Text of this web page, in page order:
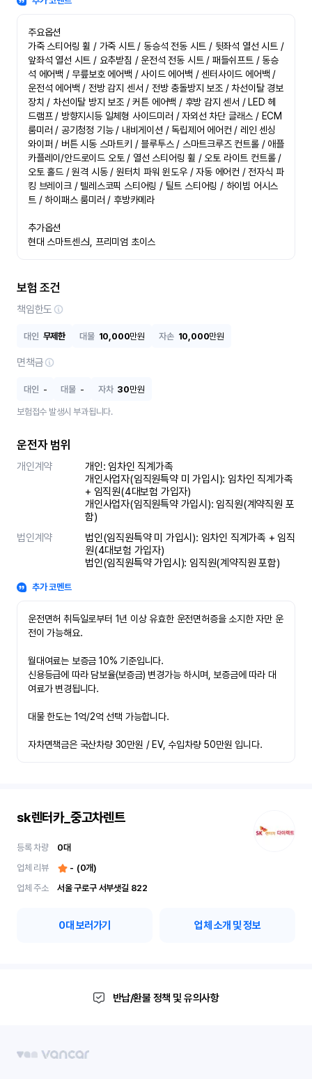
주요옵션
가죽 스티어링 휠 / 가죽 시트 / 동승석 전동 시트 / 뒷좌석 열선 시트 /
앞좌석 열선 시트 / 요추받침 / 운전석 전동 시트 / 패들쉬프트 / 동승
석 에어백 / 무릎보호 에어백 / 사이드 에어백 / 센터사이드 에어백 /
운전석 에어백 / 전방 감지 센서 / 전방 충돌방지 보조 / 차선이탈 경보
장치 / 차선이탈 방지 보조 / 커튼 에어백 / 후방 감지 센서 / LED 헤
드램프 / 방향지시등 일체형 사이드미러 / 자외선 차단 글래스 / ECM
룸미러 / 공기청정 기능 / 내비게이션 / 독립제어 에어컨 / 레인 센싱
와이퍼 / 버튼 시동 스마트키 / 블루투스 / 스마트크루즈 컨트롤 / 애플
카플레이/안드로이드 오토 / 열선 스티어링 휠 / 오토 라이트 컨트롤 /
오토 홀드 / 원격 시동 / 원터치 파워 윈도우 / 자동 에어컨 / 전자식 파
킹 브레이크 / 텔레스코픽 스티어링 / 틸트 스티어링 / 하이빔 어시스
트 / 하이패스 룸미러 / 후방카메라
추가옵션
현대 스마트센스Ⅰ, 프리미엄 초이스
보험 조건
책임한도
대인 무제한 대물 10,000만원 자손 10,000만원
면책금
대인 - 대물 - 자차 30만원
보험접수 발생시 부과됩니다.
운전자 범위
개인계약
개인: 임차인 직계가족
개인사업자(임직원특약 미 가입시): 임차인 직계가족
+ 임직원(4대보험 가입자)
개인사업자(임직원특약 가입시): 임직원(계약직원 포
함)
법인계약
법인(임직원특약 미 가입시): 임차인 직계가족 + 임직
원(4대보험 가입자)
법인(임직원특약 가입시): 임직원(계약직원 포함)
추가 코멘트
운전면허 취득일로부터 1년 이상 유효한 운전면허증을 소지한 자만 운
전이 가능해요.
월대여료는 보증금 10% 기준입니다.
신용등급에 따라 담보율(보증금) 변경가능 하시며, 보증금에 따라 대
여료가 변경됩니다.
대물 한도는 1억/2억 선택 가능합니다.
자차면책금은 국산차량 30만원 / EV, 수입차량 50만원 입니다.
sk렌터카_중고차렌트
등록 차량 0대
업체 리뷰
- (0개)
업체 주소
서울 구로구 서부샛길 822
0대 보러가기 업체 소개 및 정보
반납/환불 정책 및 유의사항